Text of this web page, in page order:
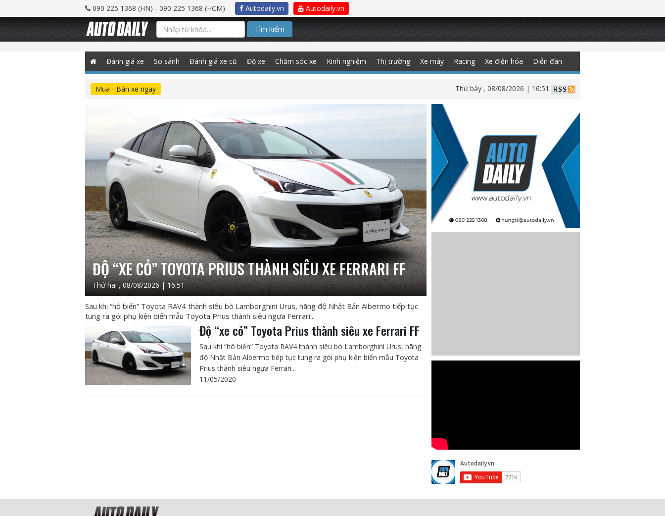
090 225 1368 (HN) - 090 225 1368 (HCM) Autodaily.vn Autodaily.vn
Tìm kiếm
Đánh giá xe So sánh Đánh giá xe cũ Độ xe Chăm sóc xe Kinh nghiệm Thị trường Xe máy Racing Xe điện hóa Diễn đàn
Mua - Bán xe ngay Thứ bảy , 08/08/2026 | 16:51
ĐỘ “XE CỎ” TOYOTA PRIUS THÀNH SIÊU XE FERRARI FF
Thứ hai , 08/08/2026 | 16:51
Sau khi “hô biến” Toyota RAV4 thành siêu bò Lamborghini Urus, hãng độ Nhật Bản Albermo tiếp tục
tung ra gói phụ kiện biến mẫu Toyota Prius thành siêu ngựa Ferrari...
Độ “xe cỏ” Toyota Prius thành siêu xe Ferrari FF
Sau khi “hô biến” Toyota RAV4 thành siêu bò Lamborghini Urus, hãng
độ Nhật Bản Albermo tiếp tục tung ra gói phụ kiện biến mẫu Toyota
Prius thành siêu ngựa Ferrari...
11/05/2020